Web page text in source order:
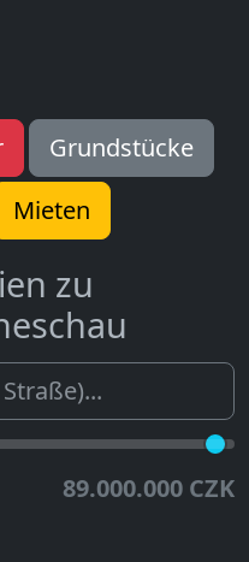
Grundstücke
Mieten
zu
89.000.000 CZK